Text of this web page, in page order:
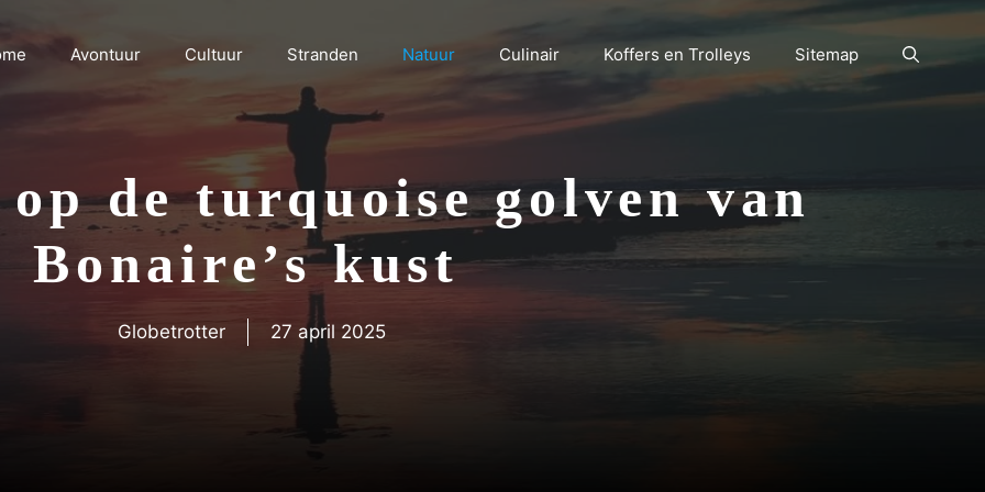
Avontuur Cultuur Stranden Natuur Culinair Koffers en Trolleys Sitemap
de turquoise golven van
Bonaire’s kust
Globetrotter 27 april 2025